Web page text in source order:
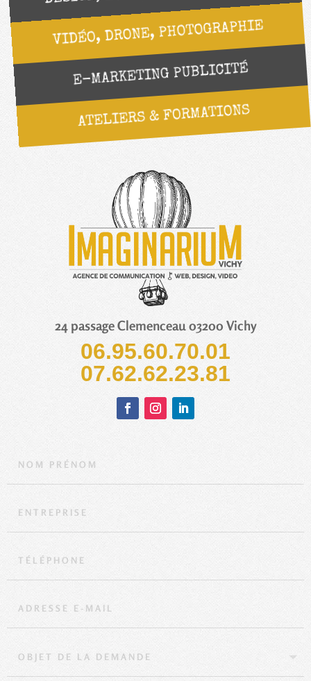
VIDÉO, DRONE, PHOTOGRAPHIE
E-MARKETING PUBLICITÉ
ATELIERS & FORMATIONS
24 passage Clemenceau 03200 Vichy
06.95.60.70.01
‭07.62.62.23.81‬